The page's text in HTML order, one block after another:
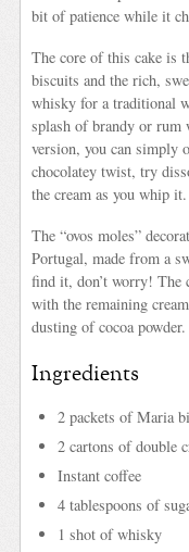
bit of patience while it
The core of this cake is
biscuits and the rich,
whisky for a traditional
splash of brandy or
version, you can simply
chocolatey twist, try
the cream as you whip it.
The “ovos moles”
Portugal, made from a
find it, don’t worry! The
with the remaining
dusting of cocoa powder.
Ingredients
2 packets of Maria
2 cartons of double
Instant coffee
4 tablespoons of
1 shot of whisky